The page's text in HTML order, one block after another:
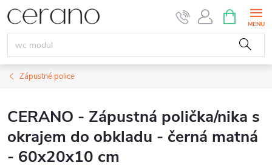
Přejít
na
obsah
NÁKUPNÍ
KOŠÍK
Zápustné police
CERANO - Zápustná polička/nika s
okrajem do obkladu - černá matná
- 60x20x10 cm